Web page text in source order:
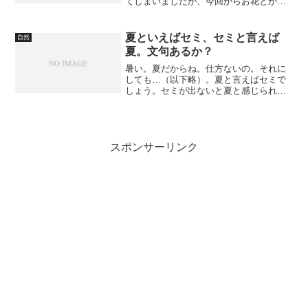
っていきました。長い階段を下りると、
ひときわ大きな木が...
自然
夏といえばセミ、セミと言えば
夏。文句あるか？
暑い。夏だからね。仕方ないの。それに
しても…（以下略）。夏と言えばセミで
しょう。セミが出ないと夏と感じられな
スポンサーリンク